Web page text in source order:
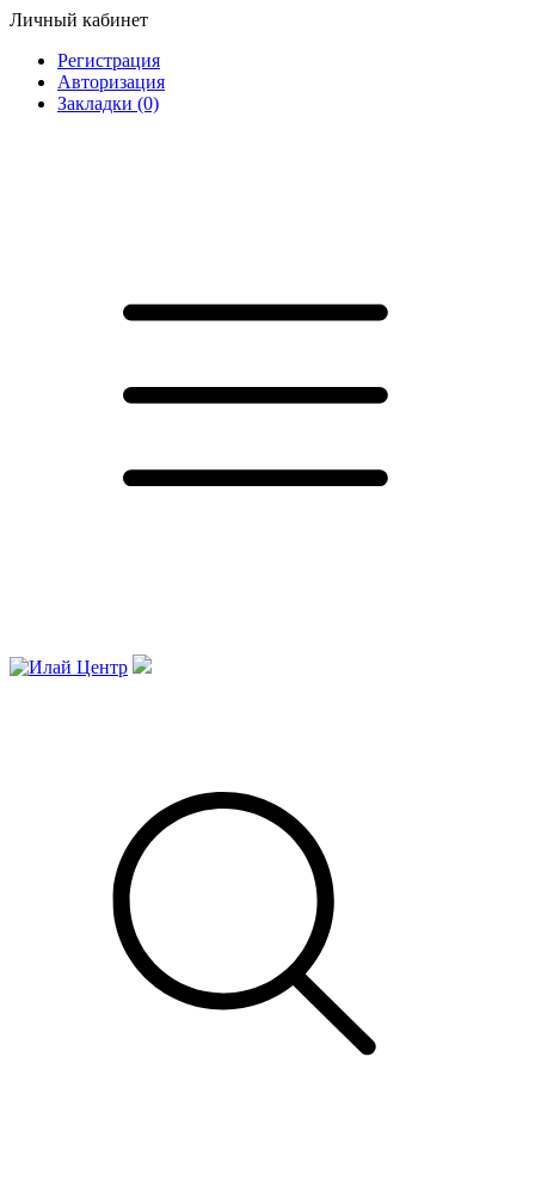
Личный кабинет
Регистрация
Авторизация
Закладки (0)